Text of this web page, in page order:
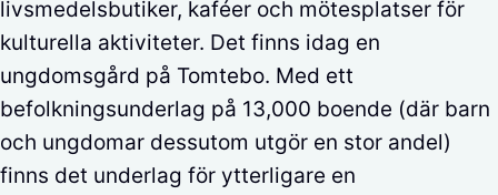
livsmedelsbutiker, kaféer och mötesplatser för
kulturella aktiviteter. Det finns idag en
ungdomsgård på Tomtebo. Med ett
befolkningsunderlag på 13,000 boende (där barn
och ungdomar dessutom utgör en stor andel)
finns det underlag för ytterligare en